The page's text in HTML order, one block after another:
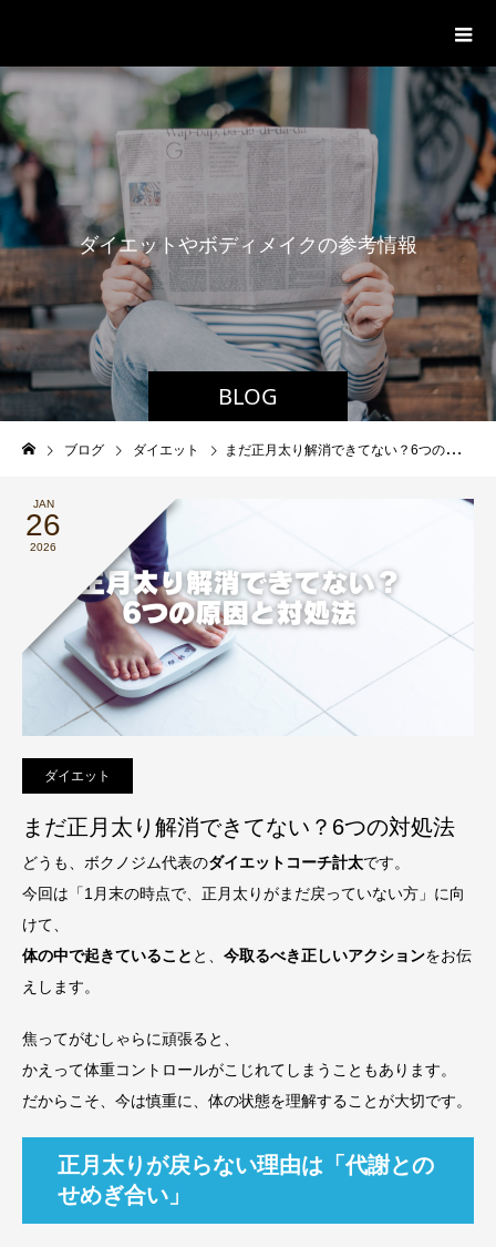
BLOG
ダイエットやボディメイクの参考情報
ブログ ダイエット まだ正月太り解消できてない？6つの対処法
JAN
26
2026
ダイエット
まだ正月太り解消できてない？6つの対処法
どうも、ボクノジム代表のダイエットコーチ計太です。
今回は「1月末の時点で、正月太りがまだ戻っていない方」に向
けて、
体の中で起きていること と、 今取るべき正しいアクションをお伝
えします。
焦ってがむしゃらに頑張ると、
かえって体重コントロールがこじれてしまうこともあります。
だからこそ、今は慎重に、体の状態を理解することが大切です。
正月太りが戻らない理由は「代謝との
せめぎ合い」